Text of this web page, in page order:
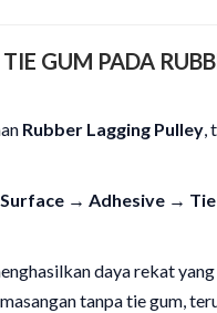
GUM PADA
Rubber Lagging Pulley,
Surface → Adhesive →
daya rekat
tanpa tie gum,